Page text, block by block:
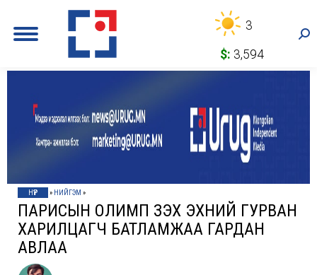
3
$: 3,594
НҮҮР » НИЙГЭМ »
ПАРИСЫН ОЛИМП ҮЗЭХ ЭХНИЙ ГУРВАН
ХАРИЛЦАГЧ БАТЛАМЖАА ГАРДАН
АВЛАА